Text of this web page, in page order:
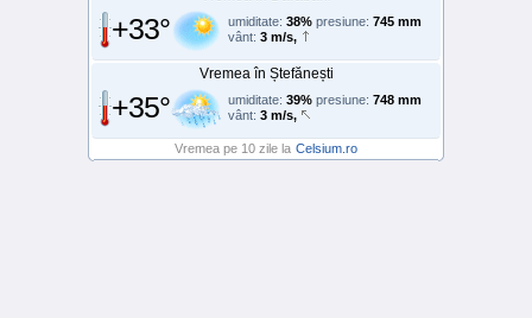
+33° umiditate: 38% presiune: 745 mm
vânt: 3 m/s,
Vremea în Ștefănești
+35° umiditate: 39% presiune: 748 mm
vânt: 3 m/s,
Vremea pe 10 zile la Celsium.ro